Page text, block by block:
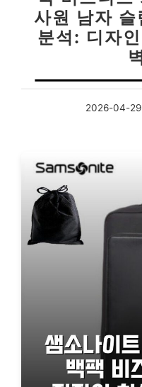
사원 남자 슬
분석: 디자
2026-04-29